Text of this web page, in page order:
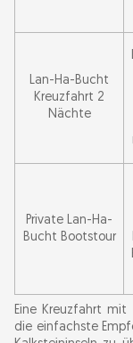
Lan-Ha-Bucht
Kreuzfahrt 2
Nächte
Private Lan-Ha-
Bucht Bootstour
Eine Kreuzfahrt
die einfachste